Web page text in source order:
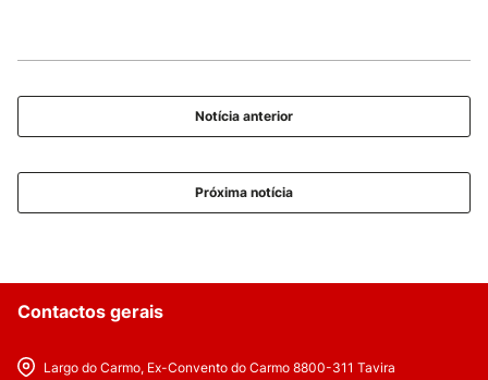
Notícia anterior
Próxima notícia
Contactos gerais
Largo do Carmo, Ex-Convento do Carmo 8800-311 Tavira